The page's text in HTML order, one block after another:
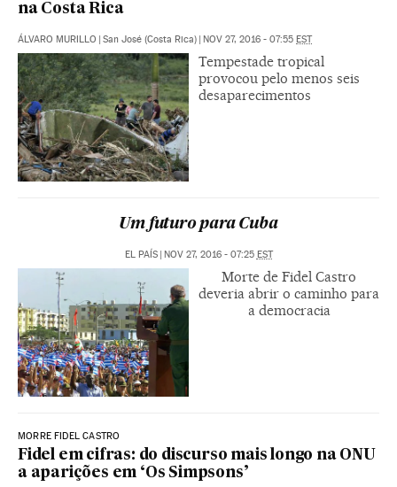
na Costa Rica
ÁLVARO MURILLO | San José (Costa Rica) | NOV 27, 2016 - 07:55 EST
Tempestade tropical
provocou pelo menos seis
desaparecimentos
Um futuro para Cuba
EL PAÍS | NOV 27, 2016 - 07:25 EST
Morte de Fidel Castro
deveria abrir o caminho para
a democracia
MORRE FIDEL CASTRO
Fidel em cifras: do discurso mais longo na ONU
a aparições em ‘Os Simpsons’